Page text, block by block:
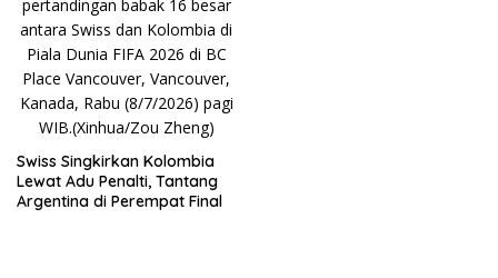
Swiss Singkirkan Kolombia
Lewat Adu Penalti, Tantang
Argentina di Perempat Final